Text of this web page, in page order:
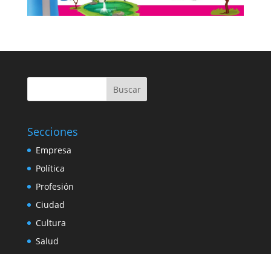
Buscar
Secciones
Empresa
Política
Profesión
Ciudad
Cultura
Salud